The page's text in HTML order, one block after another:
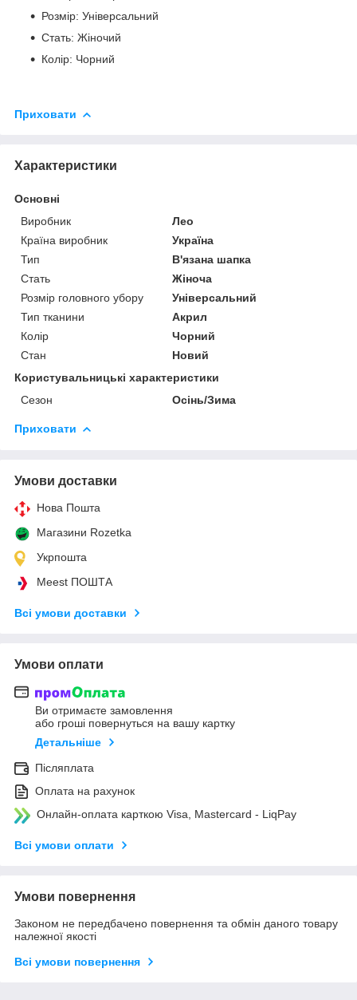
Розмір: Універсальний
Стать: Жіночий
Колір: Чорний
Приховати
Характеристики
Основні
Виробник
Лео
Країна виробник
Україна
Тип
В'язана шапка
Стать
Жіноча
Розмір головного убору
Універсальний
Тип тканини
Акрил
Колір
Чорний
Стан
Новий
Користувальницькі характеристики
Сезон
Осінь/Зима
Приховати
Умови доставки
Нова Пошта
Магазини Rozetka
Укрпошта
Meest ПОШТА
Всі умови доставки
Умови оплати
Ви отримаєте замовлення
або гроші повернуться на вашу картку
Детальніше
Післяплата
Оплата на рахунок
Онлайн-оплата карткою Visa, Mastercard - LiqPay
Всі умови оплати
Умови повернення
Законом не передбачено повернення та обмін даного товару
належної якості
Всі умови повернення